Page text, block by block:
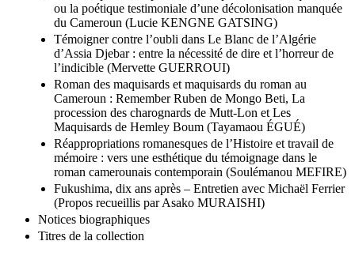
Vivre au présent et présentifier le passé : Les Maquisards
ou la poétique testimoniale d’une décolonisation manquée
du Cameroun (Lucie KENGNE GATSING)
Témoigner contre l’oubli dans Le Blanc de l’Algérie
d’Assia Djebar : entre la nécessité de dire et l’horreur de
l’indicible (Mervette GUERROUI)
Roman des maquisards et maquisards du roman au
Cameroun : Remember Ruben de Mongo Beti, La
procession des charognards de Mutt-Lon et Les
Maquisards de Hemley Boum (Tayamaou ÉGUÉ)
Réappropriations romanesques de l’Histoire et travail de
mémoire : vers une esthétique du témoignage dans le
roman camerounais contemporain (Soulémanou MEFIRE)
Fukushima, dix ans après – Entretien avec Michaël Ferrier
(Propos recueillis par Asako MURAISHI)
Notices biographiques